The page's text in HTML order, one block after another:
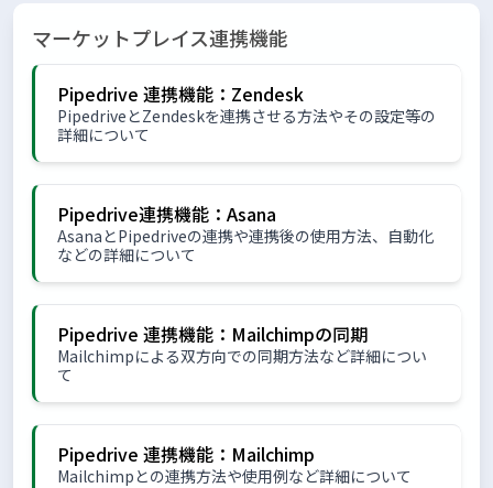
マーケットプレイス連携機能
Pipedrive 連携機能：Zendesk
PipedriveとZendeskを連携させる方法やその設定等の
詳細について
Pipedrive連携機能：Asana
AsanaとPipedriveの連携や連携後の使用方法、自動化
などの詳細について
Pipedrive 連携機能：Mailchimpの同期
Mailchimpによる双方向での同期方法など詳細につい
て
Pipedrive 連携機能：Mailchimp
Mailchimpとの連携方法や使用例など詳細について